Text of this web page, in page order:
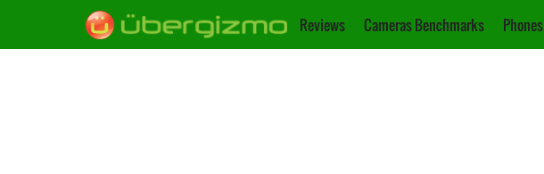
Reviews Cameras Benchmarks Phones